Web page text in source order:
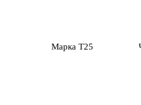
Марка Т25